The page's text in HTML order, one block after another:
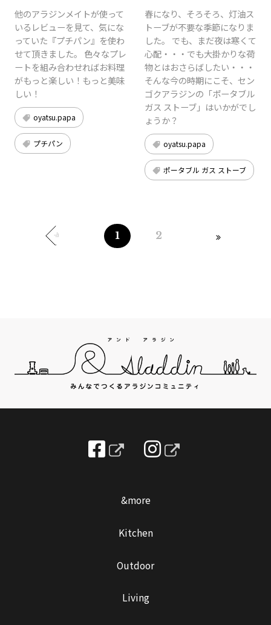
他のアラジンメイトが使って
いるレビューを見て、気にな
っていた『プチパン』を使わ
せて頂きました。 色々なプレ
ートを組み合わせればお料理
がもっと楽しい！もっと美味
しい！
oyatsu.papa
プチパン
春になり、そろそろ、灯油ス
トーブが不要な季節になりま
した。 でも、まだ夜は寒くて
心配・・・でも大掛かりな荷
物とはおさらばしたい・・・
そんな今の時期にこそ、セン
ゴクアラジンの「ポータブル
ガス ストーブ」はいかがでし
ょうか？
oyatsu.papa
ポータブル ガス ストーブ
1 2
&more
Kitchen
Outdoor
Living